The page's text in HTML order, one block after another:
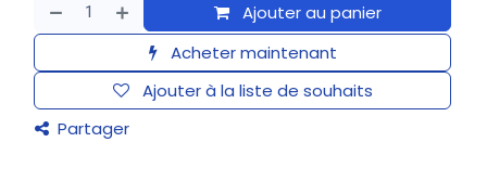
Ajouter au panier
Acheter maintenant
Ajouter à la liste de souhaits
Partager